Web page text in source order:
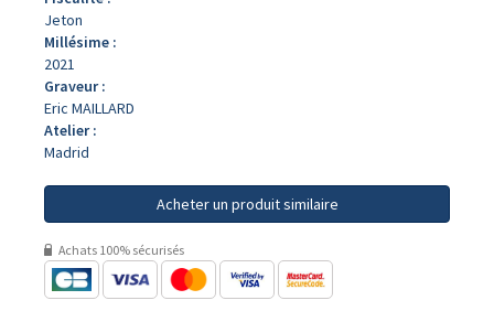
Jeton
Millésime :
2021
Graveur :
Eric MAILLARD
Atelier :
Madrid
Acheter un produit similaire
Achats 100% sécurisés